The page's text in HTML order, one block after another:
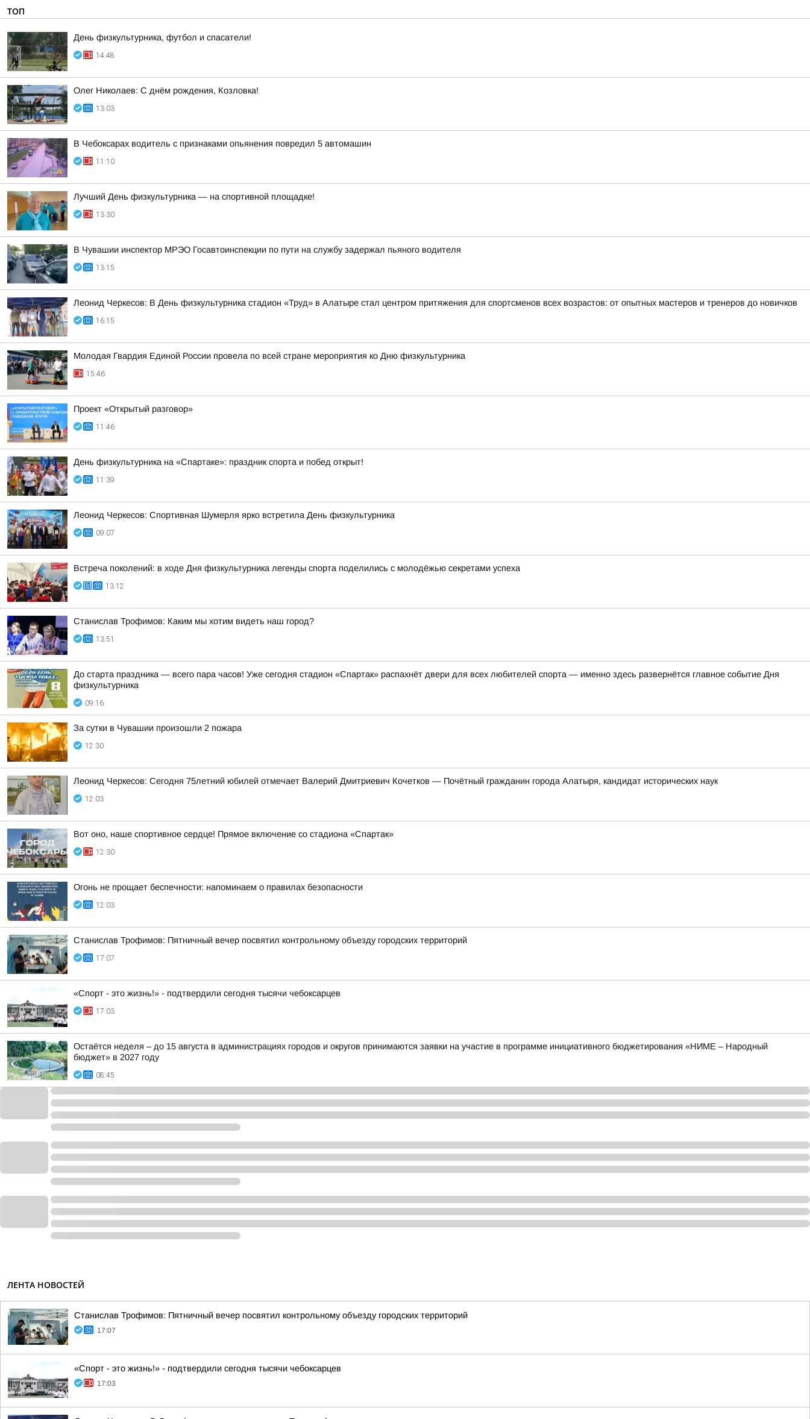
ТОП
День физкультурника, футбол и спасатели!
14:48
Олег Николаев: С днём рождения, Козловка!
13:03
В Чебоксарах водитель с признаками опьянения повредил 5 автомашин
11:10
Лучший День физкультурника — на спортивной площадке!
13:30
В Чувашии инспектор МРЭО Госавтоинспекции по пути на службу задержал пьяного водителя
13:15
Леонид Черкесов: В День физкультурника стадион «Труд» в Алатыре стал центром притяжения для спортсменов всех возрастов: от опытных мастеров и тренеров до новичков
16:15
Молодая Гвардия Единой России провела по всей стране мероприятия ко Дню физкультурника
15:46
Проект «Открытый разговор»
11:46
День физкультурника на «Спартаке»: праздник спорта и побед открыт!
11:39
Леонид Черкесов: Спортивная Шумерля ярко встретила День физкультурника
09:07
Встреча поколений: в ходе Дня физкультурника легенды спорта поделились с молодёжью секретами успеха
13:12
Станислав Трофимов: Каким мы хотим видеть наш город?
13:51
До старта праздника — всего пара часов! Уже сегодня стадион «Спартак» распахнёт двери для всех любителей спорта — именно здесь развернётся главное событие Дня
физкультурника
09:16
За сутки в Чувашии произошли 2 пожара
12:30
Леонид Черкесов: Сегодня 75летний юбилей отмечает Валерий Дмитриевич Кочетков — Почётный гражданин города Алатыря, кандидат исторических наук
12:03
Вот оно, наше спортивное сердце! Прямое включение со стадиона «Спартак»
12:30
Огонь не прощает беспечности: напоминаем о правилах безопасности
12:03
Станислав Трофимов: Пятничный вечер посвятил контрольному объезду городских территорий
17:07
«Спорт - это жизнь!» - подтвердили сегодня тысячи чебоксарцев
17:03
Остаётся неделя – до 15 августа в администрациях городов и округов принимаются заявки на участие в программе инициативного бюджетирования «НИМЕ – Народный
бюджет» в 2027 году
08:45
ЛЕНТА НОВОСТЕЙ
Станислав Трофимов: Пятничный вечер посвятил контрольному объезду городских территорий
17:07
«Спорт - это жизнь!» - подтвердили сегодня тысячи чебоксарцев
17:03